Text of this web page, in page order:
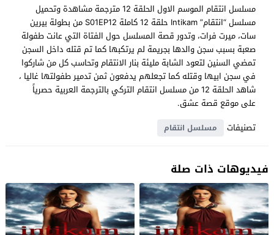
مسلسل انتقام الموسم الاول الحلقة 12 مترجمة مشاهدة وتحميل
مسلسل “انتقام” Intikam حلقة 12 كاملة S01EP12 من بطولة بيرين
سات، ميرت فرات، وتدور قصة المسلسل حول الفتاة التي عانت طفولة
صعبة بسبب سجن والدها بجريمة لم يرتكبها كما تم قتله داخل السجن
تمضي السنين لتعود الشابة مليئة بنار الانتقام وتحاسب كل من شاركوا
في سجن ابيها وقتله كما تجعلهم يدفعون ثمن تدمير طفولتها غاليا ،
شاهد الحلقة 12 من مسلسل انتقام التركي بالترجمة العربية حصرياً
على موقع قصة عشق.
تصنيفات
مسلسل انتقام
فيديوهات ذات صلة